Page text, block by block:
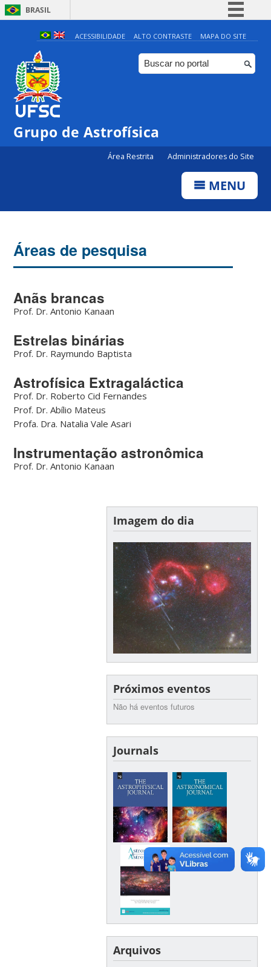
BRASIL
Simplifique!
Comunica BR
Participe
ACESSIBILIDADE ALTO CONTRASTE MAPA DO SITE
Grupo de Astrofísica
Área Restrita Administradores do Site
MENU
Áreas de pesquisa
Anãs brancas
Prof. Dr. Antonio Kanaan
Estrelas binárias
Prof. Dr. Raymundo Baptista
Astrofísica Extragaláctica
Prof. Dr. Roberto Cid Fernandes
Prof. Dr. Abílio Mateus
Profa. Dra. Natalia Vale Asari
Instrumentação astronômica
Prof. Dr. Antonio Kanaan
Imagem do dia
Próximos eventos
Não há eventos futuros
Journals
Arquivos